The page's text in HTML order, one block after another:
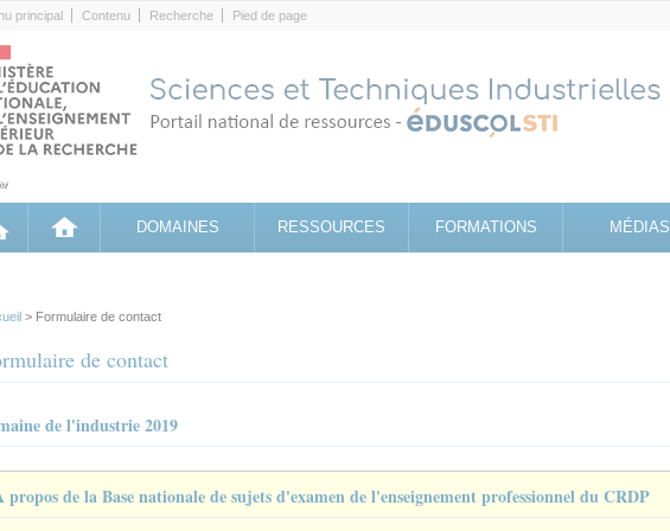
principal Contenu Recherche Pied de page
DOMAINES RESSOURCES FORMATIONS MÉDIAS
> Formulaire de contact
de contact
de l'industrie 2019
propos de la Base nationale de sujets d'examen de l'enseignement professionnel du CRDP